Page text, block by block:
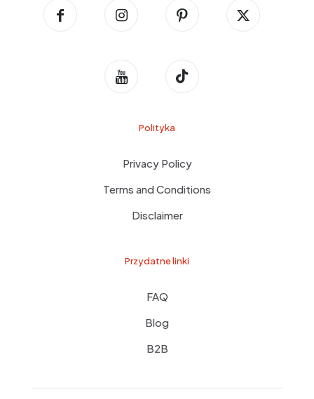
Polityka
Privacy Policy
Terms and Conditions
Disclaimer
Przydatne linki
FAQ
Blog
B2B